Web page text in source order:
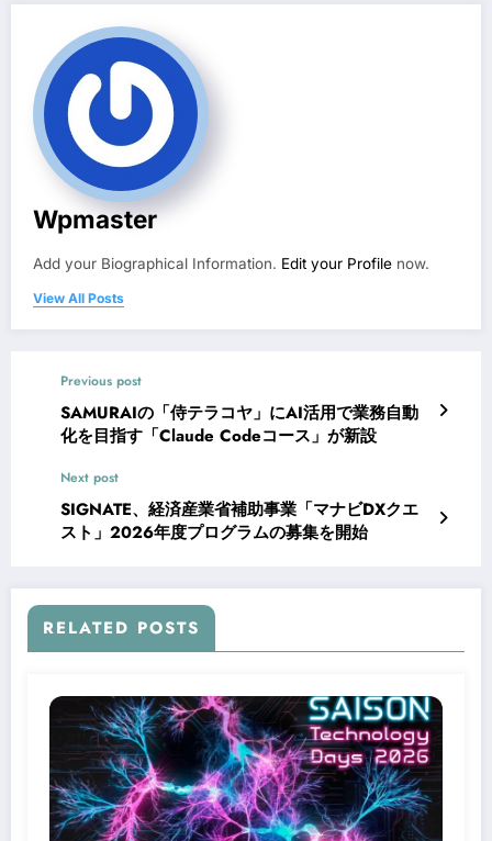
Wpmaster
Add your Biographical Information. Edit your Profile now.
View All Posts
Previous post
SAMURAIの「侍テラコヤ」にAI活用で業務自動
化を目指す「Claude Codeコース」が新設
Next post
SIGNATE、経済産業省補助事業「マナビDXクエ
スト」2026年度プログラムの募集を開始
RELATED POSTS